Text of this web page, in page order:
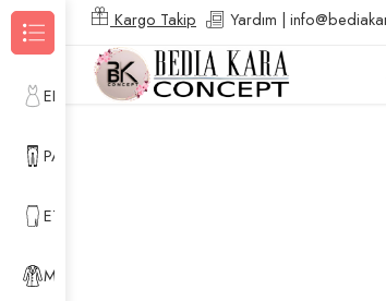
Kargo Takip Yardım |
Kategorilere Gözat
ELBİSE
PANTOLON
ETEK
MONT & YELEK